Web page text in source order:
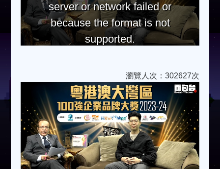
server or network failed or
because the format is not
supported.
瀏覽人次：302627次